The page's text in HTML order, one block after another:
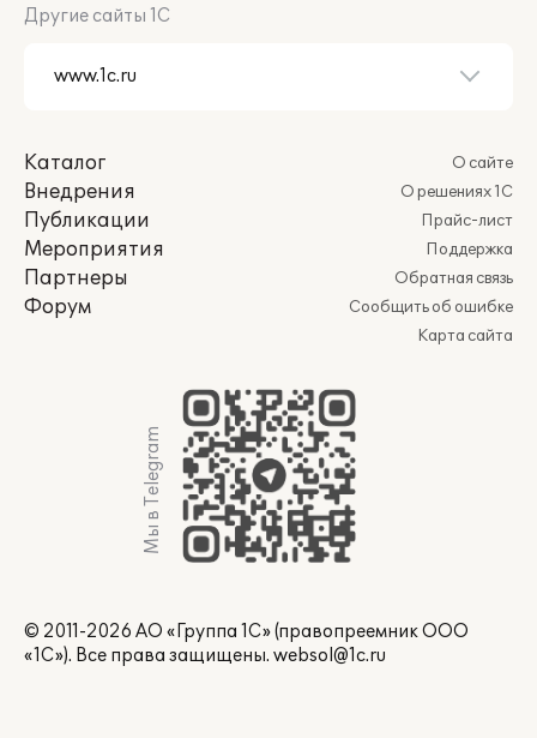
Другие сайты 1С
Каталог
Внедрения
Публикации
Мероприятия
Партнеры
Форум
О сайте
О решениях 1С
Прайс-лист
Поддержка
Обратная связь
Сообщить об ошибке
Карта сайта
Мы в Telegram
© 2011-2026 АО «Группа 1С» (правопреемник ООО
«1С»). Все права защищены. websol@1c.ru